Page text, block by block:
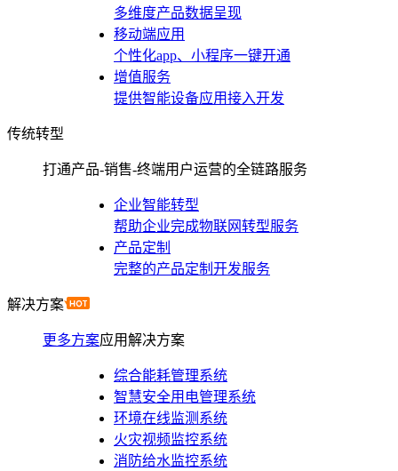
多维度产品数据呈现
移动端应用
个性化app、小程序一键开通
增值服务
提供智能设备应用接入开发
传统转型
打通产品-销售-终端用户运营的全链路服务
企业智能转型
帮助企业完成物联网转型服务
产品定制
完整的产品定制开发服务
解决方案
更多方案应用解决方案
综合能耗管理系统
智慧安全用电管理系统
环境在线监测系统
火灾视频监控系统
消防给水监控系统